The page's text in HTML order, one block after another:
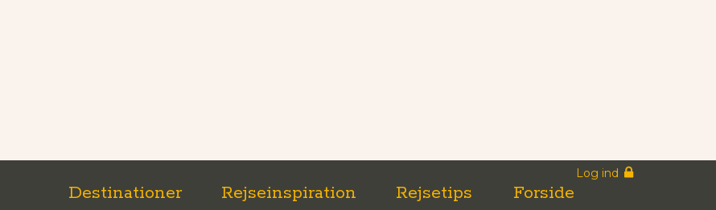
Log ind
Destinationer Rejseinspiration Rejsetips
Forside